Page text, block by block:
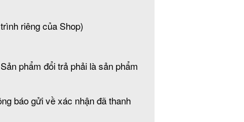
riêng của Shop)
phẩm đổi trả phải là sản phẩm
báo gửi về xác nhận đã thanh